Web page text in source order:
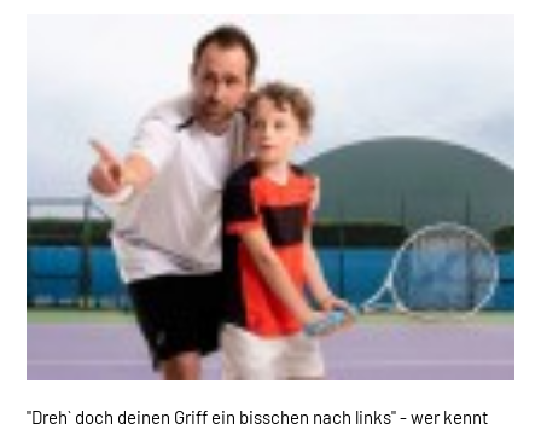
"Dreh` doch deinen Griff ein bisschen nach links" - wer kennt